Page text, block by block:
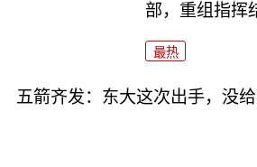
部，重组指挥
最热
五箭齐发：东大这次出手，没